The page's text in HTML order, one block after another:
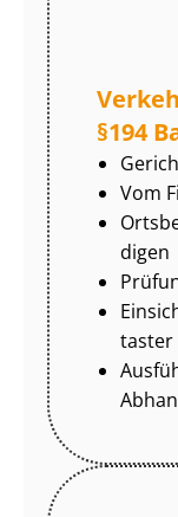
§194
Vom
di­gen
tas­ter